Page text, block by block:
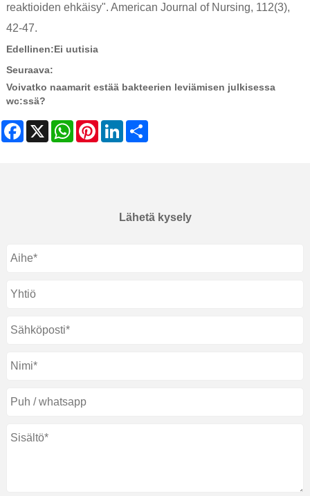
reaktioiden ehkäisy". American Journal of Nursing, 112(3),
42-47.
Edellinen:Ei uutisia
Seuraava:
Voivatko naamarit estää bakteerien leviämisen julkisessa
wc:ssä?
Facebook
X WhatsAppPinterestLinkedIn
Lähetä kysely